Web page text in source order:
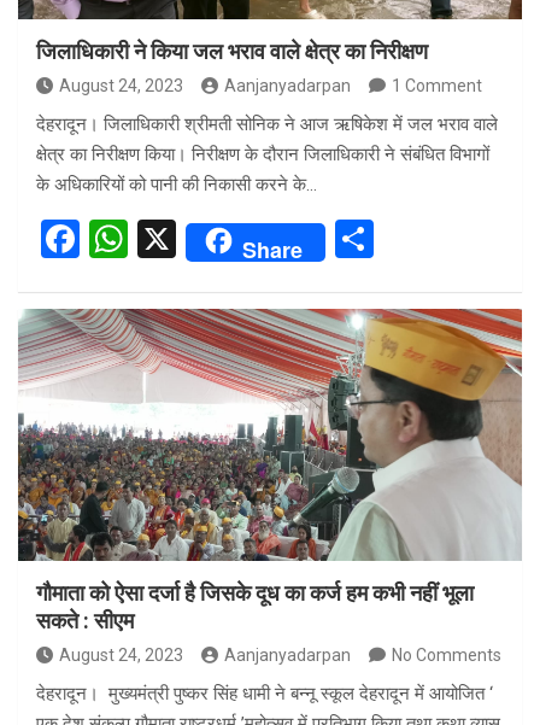
जिलाधिकारी ने किया जल भराव वाले क्षेत्र का निरीक्षण
August 24, 2023 Aanjanyadarpan 1 Comment
देहरादून। जिलाधिकारी श्रीमती सोनिक ने आज ऋषिकेश में जल भराव वाले
क्षेत्र का निरीक्षण किया। निरीक्षण के दौरान जिलाधिकारी ने संबंधित विभागों
के अधिकारियों को पानी की निकासी करने के…
F
ce
b
o
o
k
W
at
s
A
p
p
X Share
ar
e
गौमाता को ऐसा दर्जा है जिसके दूध का कर्ज हम कभी नहीं भूला
सकते : सीएम
August 24, 2023 Aanjanyadarpan No Comments
देहरादून। मुख्यमंत्री पुष्कर सिंह धामी ने बन्नू स्कूल देहरादून में आयोजित ‘